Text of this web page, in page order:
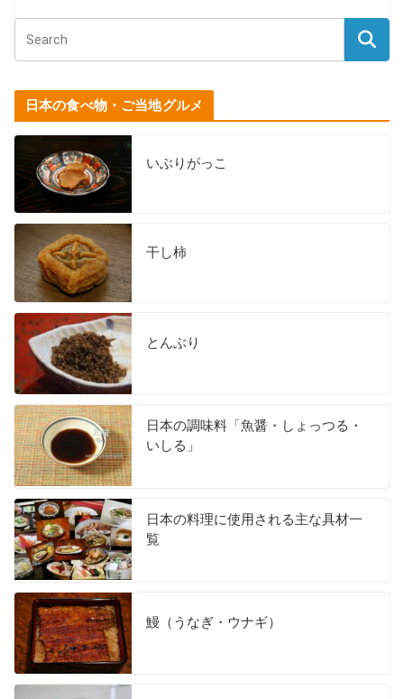
日本の食べ物・ご当地グルメ
いぶりがっこ
干し柿
とんぶり
日本の調味料「魚醤・しょっつる・
いしる」
日本の料理に使用される主な具材一
覧
鰻（うなぎ・ウナギ）